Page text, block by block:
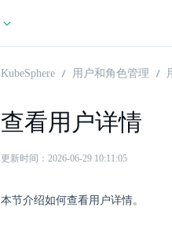
KubeSphere 用户和角色管理
查看用户详情
更新时间：2026-06-29 10:11:05
本节介绍如何查看用户详情。